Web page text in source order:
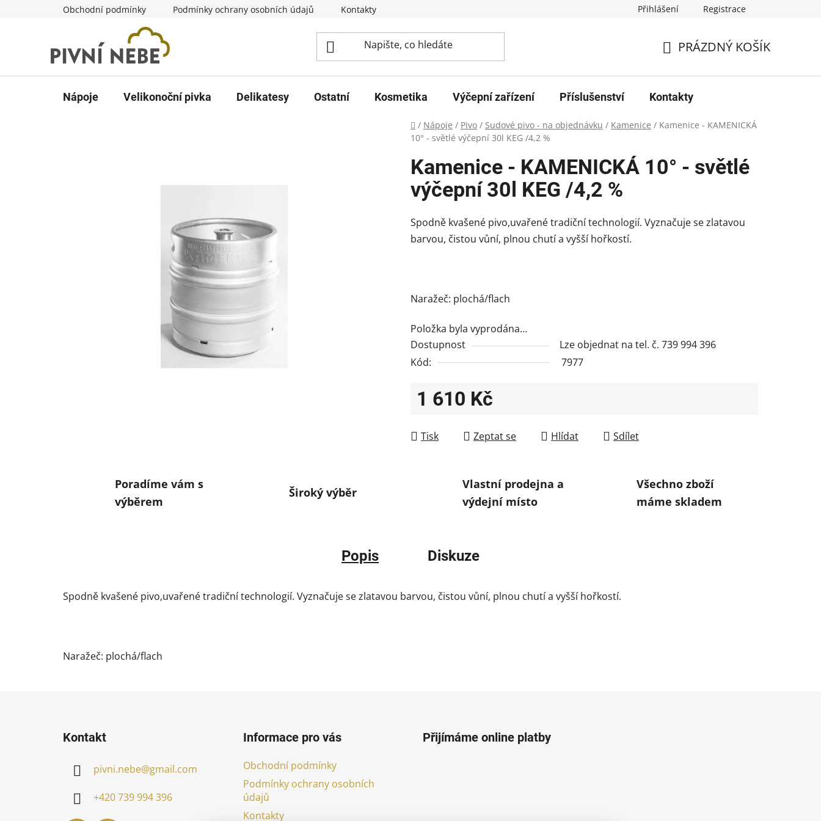
Obchodní podmínky Podmínky ochrany osobních údajů Kontakty Přihlášení Registrace
KOŠÍK
PRÁZDNÝ KOŠÍK
Nápoje Velikonoční pivka Delikatesy Ostatní Kosmetika Výčepní zařízení Příslušenství Kontakty
Domů
/ Nápoje / Pivo / Sudové pivo - na objednávku / Kamenice / Kamenice - KAMENICKÁ
10° - světlé výčepní 30l KEG /4,2 %
Kamenice - KAMENICKÁ 10° - světlé
výčepní 30l KEG /4,2 %
Spodně kvašené pivo,uvařené tradiční technologií. Vyznačuje se zlatavou
barvou, čistou vůní, plnou chutí a vyšší hořkostí.
Naražeč: plochá/flach
Položka byla vyprodána…
Dostupnost
Lze objednat na tel. č. 739 994 396
Kód:
7977
1 610 Kč
Tisk
Zeptat se Hlídat Sdílet
Poradíme vám s
výběrem
Široký výběr
Vlastní prodejna a
výdejní místo
Všechno zboží
máme skladem
Popis Diskuze
Spodně kvašené pivo,uvařené tradiční technologií. Vyznačuje se zlatavou barvou, čistou vůní, plnou chutí a vyšší hořkostí.
Naražeč: plochá/flach
Kontakt
pivni.nebe@gmail.com
+420 739 994 396
Informace pro vás
Obchodní podmínky
Podmínky ochrany osobních
údajů
Kontakty
Přijímáme online platby